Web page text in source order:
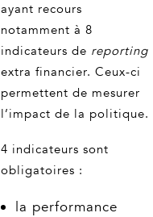
ayant recours
notamment à 8
indicateurs de reporting
extra financier. Ceux-ci
permettent de mesurer
l’impact de la politique.
4 indicateurs sont
obligatoires :
la performance